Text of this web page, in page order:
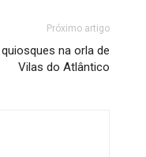
Próximo artigo
na orla de
Vilas do Atlântico